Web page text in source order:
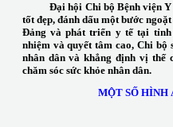
Đại hội Chi bộ Bệnh viện Y
tốt đẹp, đánh dấu một bước
Đảng và phát triển y tế tại
nhiệm và quyết tâm cao, Chi bộ
nhân dân và khẳng định vị thế
chăm sóc sức khỏe nhân dân.
MỘT SỐ HÌNH